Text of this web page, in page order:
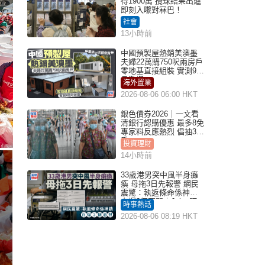
即刻入嚟對冧巴！
社會
13小時前
中國預製屋熱銷美澳墨
夫婦22萬購750呎兩房戶
零地基直接組裝 實測9個
月激讚
海外置業
2026-08-06 06:00 HKT
銀色債券2026｜一文看
清銀行認購優惠 最多8免
專家料反應熱烈 倡抽30
手
投資理財
14小時前
33歲港男突中風半身癱
瘓 母拖3日先報警 網民
震驚：執返條命係神蹟
自爆2個惡習｜Juicy叮
時事熱話
2026-08-06 08:19 HKT